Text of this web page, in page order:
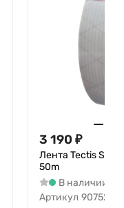
3 190 ₽
Лента Tectis Sitko
50m
В наличии
Артикул 90752